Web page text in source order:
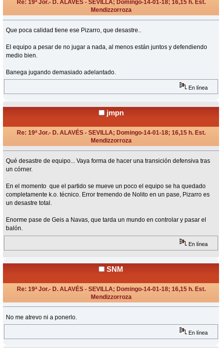
Re: 19ª Jor.- D. ALAVÉS - SEVILLA; Domingo-14-01-18; 16,15 h. Est.
Mendizzorroza
Que poca calidad tiene ese Pizarro, que desastre..
El equipo a pesar de no jugar a nada, al menos están juntos y defendiendo
medio bien.
Banega jugando demasiado adelantado.
En línea
jmpn
Re: 19ª Jor.- D. ALAVÉS - SEVILLA; Domingo-14-01-18; 16,15 h. Est.
Mendizzorroza
Qué desastre de equipo... Vaya forma de hacer una transición defensiva tras
un córner.
En el momento que el partido se mueve un poco el equipo se ha quedado
completamente k.o. técnico. Error tremendo de Nolito en un pase, Pizarro es
un desastre total.
Enorme pase de Geis a Navas, que tarda un mundo en controlar y pasar el
balón.
En línea
SNM
Re: 19ª Jor.- D. ALAVÉS - SEVILLA; Domingo-14-01-18; 16,15 h. Est.
Mendizzorroza
No me atrevo ni a ponerlo.
En línea